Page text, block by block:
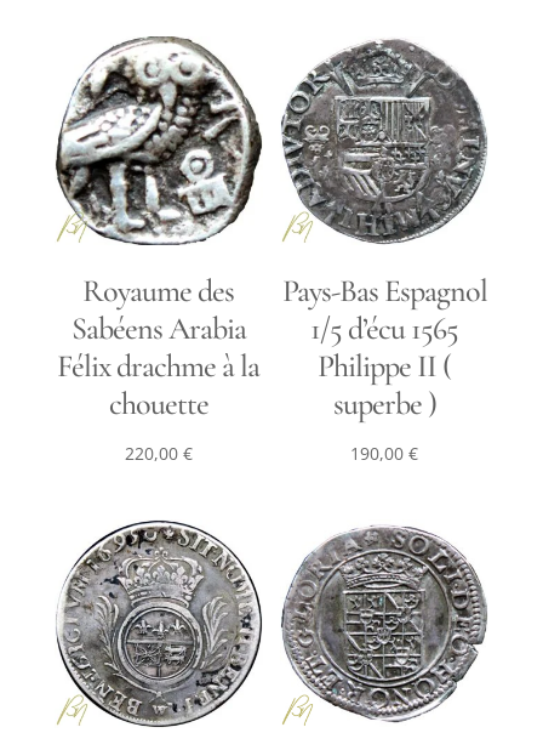
Royaume des
Sabéens Arabia
Félix drachme à la
chouette
220,00 €
Pays-Bas Espagnol
1/5 d’écu 1565
Philippe II (
superbe )
190,00€